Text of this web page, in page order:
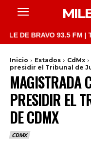
BRAVO 93.5 FM |
Inicio Estados CdMx
presidir el Tribunal de
MAGISTRADA
PRESIDIR EL
DE CDMX
CDMX